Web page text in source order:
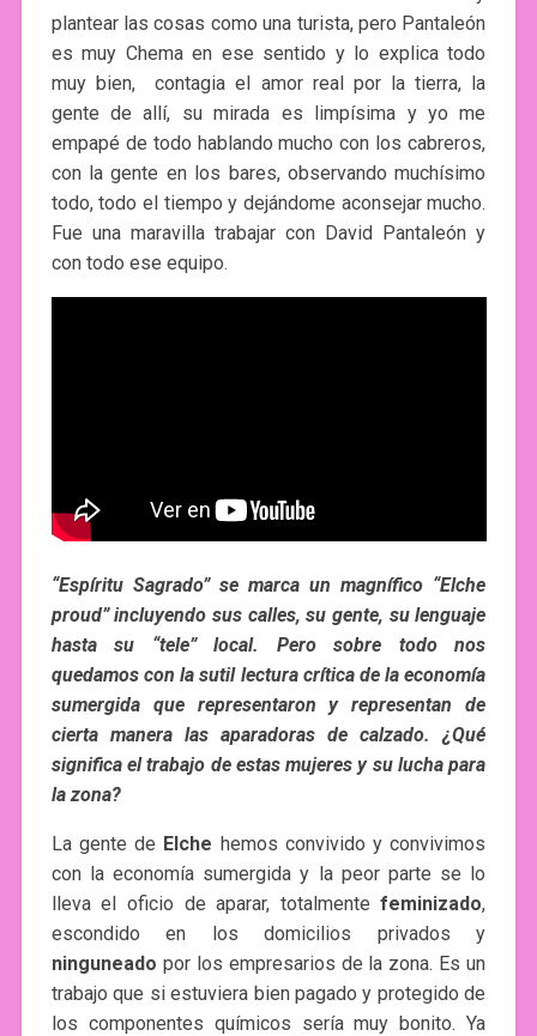
plantear las cosas como una turista, pero Pantaleón
es muy Chema en ese sentido y lo explica todo
muy bien, contagia el amor real por la tierra, la
gente de allí, su mirada es limpísima y yo me
empapé de todo hablando mucho con los cabreros,
con la gente en los bares, observando muchísimo
todo, todo el tiempo y dejándome aconsejar mucho.
Fue una maravilla trabajar con David Pantaleón y
con todo ese equipo.
“Espíritu Sagrado” se marca un magnífico “Elche
proud” incluyendo sus calles, su gente, su lenguaje
hasta su “tele” local. Pero sobre todo nos
quedamos con la sutil lectura crítica de la economía
sumergida que representaron y representan de
cierta manera las aparadoras de calzado. ¿Qué
significa el trabajo de estas mujeres y su lucha para
la zona?
La gente de Elche hemos convivido y convivimos
con la economía sumergida y la peor parte se lo
lleva el oficio de aparar, totalmentefeminizado,
escondido en los domicilios privados y
ninguneado por los empresarios de la zona. Es un
trabajo que si estuviera bien pagado y protegido de
los componentes químicos sería muy bonito. Ya